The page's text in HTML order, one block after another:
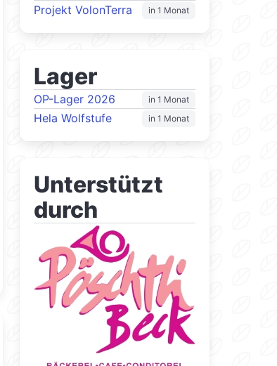
Projekt VolonTerra in 1 Monat
Lager
OP-Lager 2026 in 1 Monat
Hela Wolfstufe in 1 Monat
Unterstützt
durch